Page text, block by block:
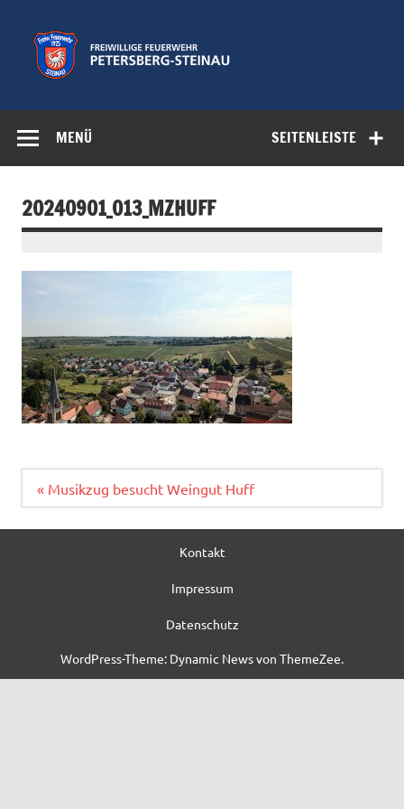
springen
Feuerwehr
Petersberg-
SEITENLEISTE
MENÜ
20240901_013_MZHUFF
Beitragsnavigation
« Musikzug besucht Weingut Huff
Kontakt
Impressum
Datenschutz
WordPress-Theme: Dynamic News von ThemeZee.